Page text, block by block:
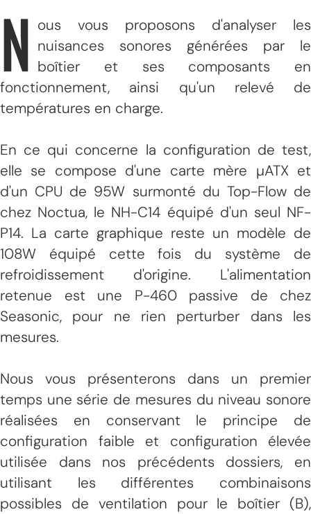
N ous vous proposons d'analyser les
nuisances sonores générées par le
boîtier et ses composants en
fonctionnement, ainsi qu'un relevé de
températures en charge.
En ce qui concerne la configuration de test,
elle se compose d'une carte mère µATX et
d'un CPU de 95W surmonté du Top-Flow de
chez Noctua, le NH-C14 équipé d'un seul NF-
P14. La carte graphique reste un modèle de
108W équipé cette fois du système de
refroidissement d'origine. L'alimentation
retenue est une P-460 passive de chez
Seasonic, pour ne rien perturber dans les
mesures.
Nous vous présenterons dans un premier
temps une série de mesures du niveau sonore
réalisées en conservant le principe de
configuration faible et configuration élevée
utilisée dans nos précédents dossiers, en
utilisant les différentes combinaisons
possibles de ventilation pour le boîtier (B),